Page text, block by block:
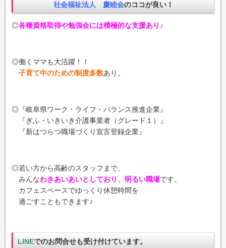
社会福祉法人 慶睦会のココが良い！
◎各種資格取得や勉強会には積極的な支援あり♪
◎働くママも大活躍！！
子育て中のための制度多数あり。
◎『岐阜県ワーク・ライフ・バランス推進企業』
『ぎふ・いきいき介護事業者（グレード１）』
『新はつらつ職場づくり宣言登録企業』
◎若い方から高齢のスタッフまで、
みんなわきあいあいとしており、明るい職場です。
カフェスペースでゆっくり休憩時間を
過ごすこともできます♪
LINEでのお問合せも受け付けています。